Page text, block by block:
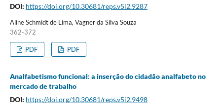
DOI: https://doi.org/10.30681/reps.v5i2.9287
Aline Schmidt de Lima, Vagner da Silva Souza
362-372
PDF PDF
Analfabetismo funcional: a inserção do cidadão analfabeto no
mercado de trabalho
DOI: https://doi.org/10.30681/reps.v5i2.9498